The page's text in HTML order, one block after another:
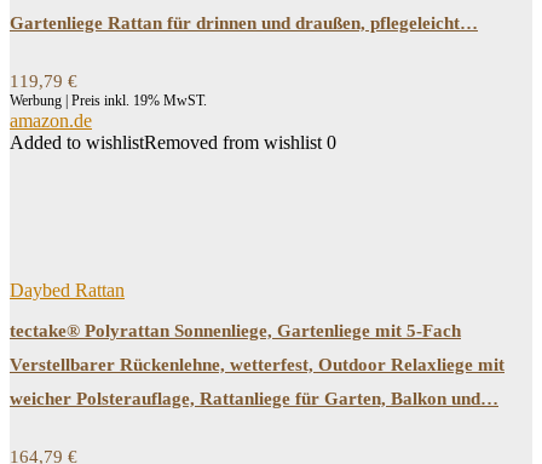
Gartenliege Rattan für drinnen und draußen, pflegeleicht…
119,79 €
Werbung | Preis inkl. 19% MwST.
amazon.de
Added to wishlistRemoved from wishlist 0
Daybed Rattan
tectake® Polyrattan Sonnenliege, Gartenliege mit 5-Fach
Verstellbarer Rückenlehne, wetterfest, Outdoor Relaxliege mit
weicher Polsterauflage, Rattanliege für Garten, Balkon und…
164,79 €